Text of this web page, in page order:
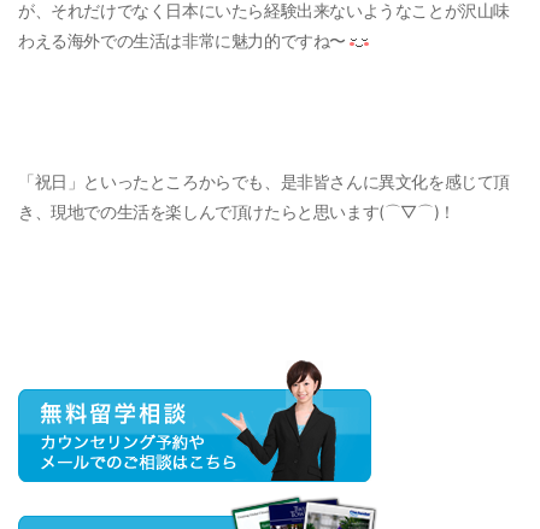
が、それだけでなく日本にいたら経験出来ないようなことが沢山味
わえる海外での生活は非常に魅力的ですね〜
「祝日」といったところからでも、是非皆さんに異文化を感じて頂
き、現地での生活を楽しんで頂けたらと思います(⌒▽⌒)！